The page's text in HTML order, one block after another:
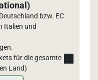
bzw. EC
Italien und
für die gesamte
Land)